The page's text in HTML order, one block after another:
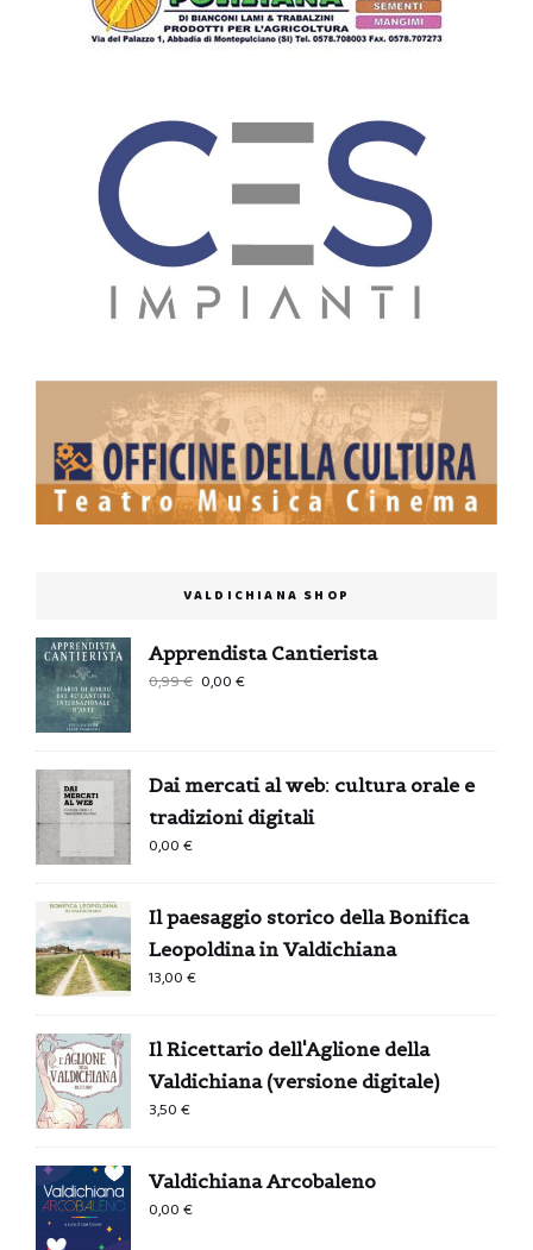
VALDICHIANA SHOP
Apprendista Cantierista
0,99€
era:
0,99 €.
0,00€
è:
0,00 €.
Dai mercati al web: cultura orale e
tradizioni digitali
0,00€
Il paesaggio storico della Bonifica
Leopoldina in Valdichiana
13,00€
Il Ricettario dell'Aglione della
Valdichiana (versione digitale)
3,50€
Valdichiana Arcobaleno
0,00€